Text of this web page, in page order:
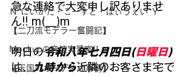
Ｎ”にいがた・こーすと・はぃうぇい”Ｙ
【二刀流モデラー奮闘記】
Mockupの音波実習室!!
【王国のオーディオ事情】
急な連絡で大変申し訳ありませ
ん!! m(__)m
明日の令和八年七月四日(日曜日)
は、九時から近隣のお客さま宅で